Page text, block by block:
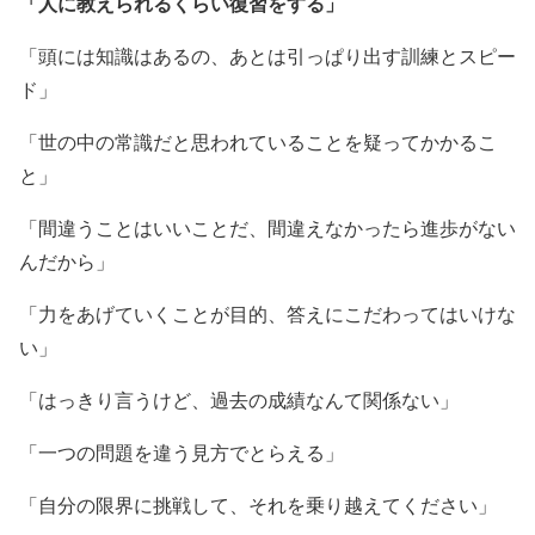
「頭には知識はあるの、あとは引っぱり出す訓練とスピー
ド」
「世の中の常識だと思われていることを疑ってかかるこ
と」
「間違うことはいいことだ、間違えなかったら進歩がない
んだから」
「力をあげていくことが目的、答えにこだわってはいけな
い」
「はっきり言うけど、過去の成績なんて関係ない」
「一つの問題を違う見方でとらえる」
「自分の限界に挑戦して、それを乗り越えてください」